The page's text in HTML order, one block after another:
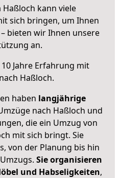
Haßloch kann viele
sich bringen, um Ihnen
bieten wir Ihnen unsere
an.
Jahre Erfahrung mit
Haßloch.
haben langjährige
nach Haßloch und
die ein Umzug von
mit sich bringt. Sie
von der Planung bis hin
Sie organisieren
und Habseligkeiten,